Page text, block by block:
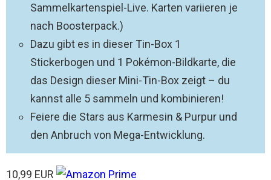
Sammelkartenspiel-Live. Karten variieren je
nach Boosterpack.)
Dazu gibt es in dieser Tin-Box 1
Stickerbogen und 1 Pokémon-Bildkarte, die
das Design dieser Mini-Tin-Box zeigt – du
kannst alle 5 sammeln und kombinieren!
Feiere die Stars aus Karmesin & Purpur und
den Anbruch von Mega-Entwicklung.
10,99 EUR